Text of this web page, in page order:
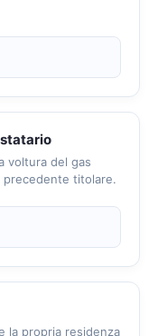
voltura del gas
precedente titolare.
la propria residenza